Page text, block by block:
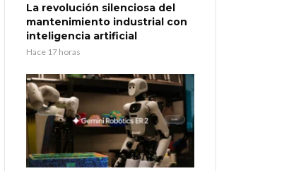
La revolución silenciosa del
mantenimiento industrial con
inteligencia artificial
Hace 17 horas